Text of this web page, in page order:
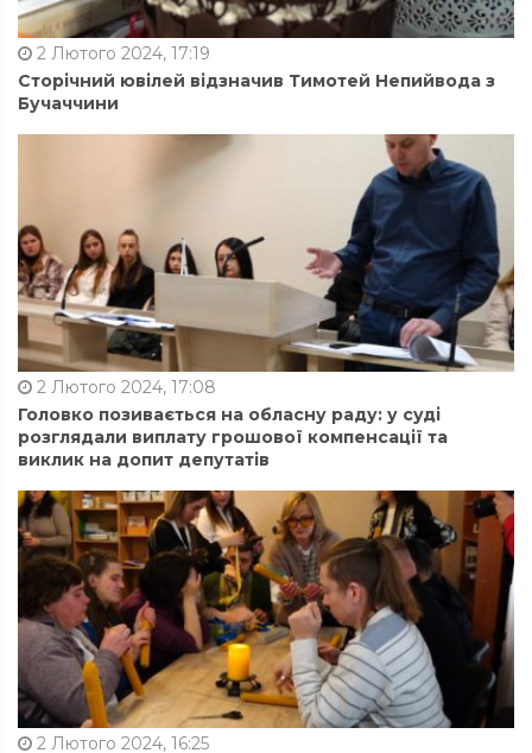
2 Лютого 2024, 17:19
Сторічний ювілей відзначив Тимотей Непийвода з
Бучаччини
2 Лютого 2024, 17:08
Головко позивається на обласну раду: у суді
розглядали виплату грошової компенсації та
виклик на допит депутатів
2 Лютого 2024, 16:25